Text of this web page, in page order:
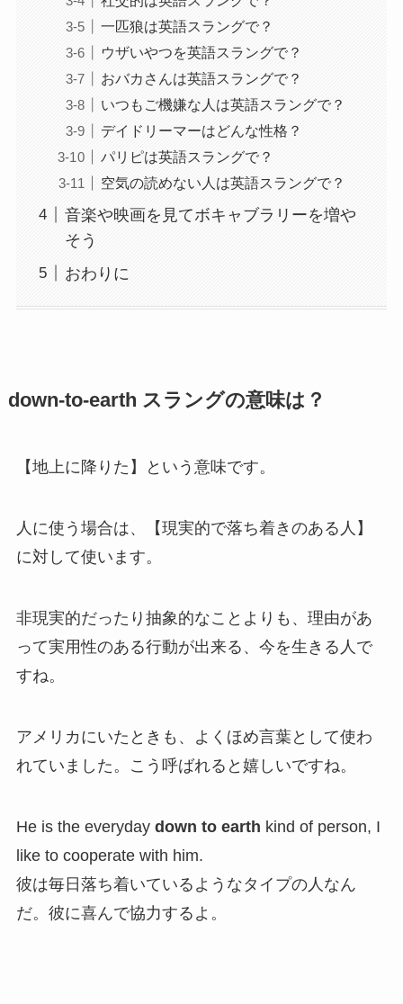
一匹狼は英語スラングで？
ウザいやつを英語スラングで？
おバカさんは英語スラングで？
いつもご機嫌な人は英語スラングで？
デイドリーマーはどんな性格？
パリピは英語スラングで？
空気の読めない人は英語スラングで？
音楽や映画を見てボキャブラリーを増や
そう
おわりに
down-to-earth スラングの意味は？
【地上に降りた】という意味です。
人に使う場合は、【現実的で落ち着きのある人】
に対して使います。
非現実的だったり抽象的なことよりも、理由があ
って実用性のある行動が出来る、今を生きる人で
すね。
アメリカにいたときも、よくほめ言葉として使わ
れていました。こう呼ばれると嬉しいですね。
He is the everyday down to earth kind of person, I
like to cooperate with him.
彼は毎日落ち着いているようなタイプの人なん
だ。彼に喜んで協力するよ。